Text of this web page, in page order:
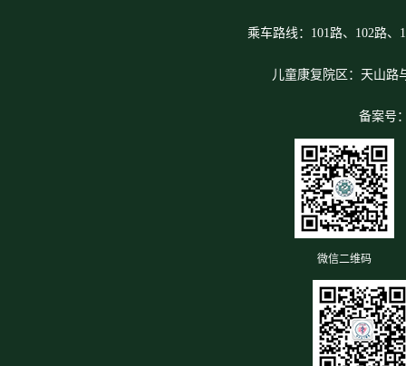
乘车路线：101路、102路、
儿童康复院区：天山路
备案号
微信二维码